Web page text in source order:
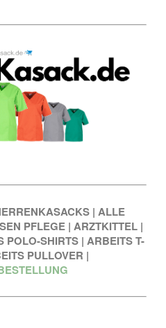
| ALLE
PFLEGE | ARZTKITTEL |
POLO-SHIRTS | ARBEITS T-
PULLOVER |